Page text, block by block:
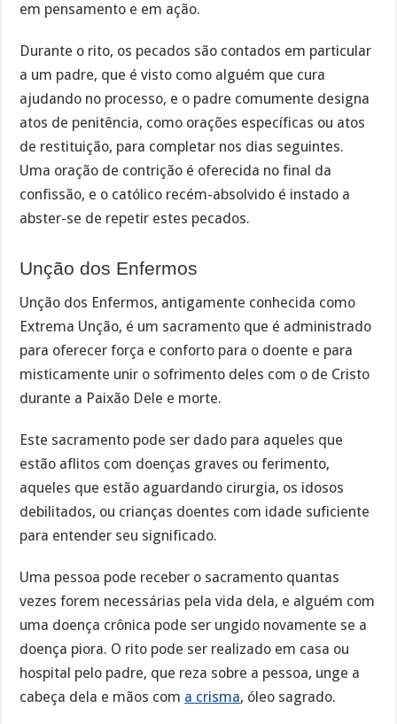
em pensamento e em ação.
Durante o rito, os pecados são contados em particular
a um padre, que é visto como alguém que cura
ajudando no processo, e o padre comumente designa
atos de penitência, como orações específicas ou atos
de restituição, para completar nos dias seguintes.
Uma oração de contrição é oferecida no final da
confissão, e o católico recém-absolvido é instado a
abster-se de repetir estes pecados.
Unção dos Enfermos
Unção dos Enfermos, antigamente conhecida como
Extrema Unção, é um sacramento que é administrado
para oferecer força e conforto para o doente e para
misticamente unir o sofrimento deles com o de Cristo
durante a Paixão Dele e morte.
Este sacramento pode ser dado para aqueles que
estão aflitos com doenças graves ou ferimento,
aqueles que estão aguardando cirurgia, os idosos
debilitados, ou crianças doentes com idade suficiente
para entender seu significado.
Uma pessoa pode receber o sacramento quantas
vezes forem necessárias pela vida dela, e alguém com
uma doença crônica pode ser ungido novamente se a
doença piora. O rito pode ser realizado em casa ou
hospital pelo padre, que reza sobre a pessoa, unge a
cabeça dela e mãos com a crisma, óleo sagrado.